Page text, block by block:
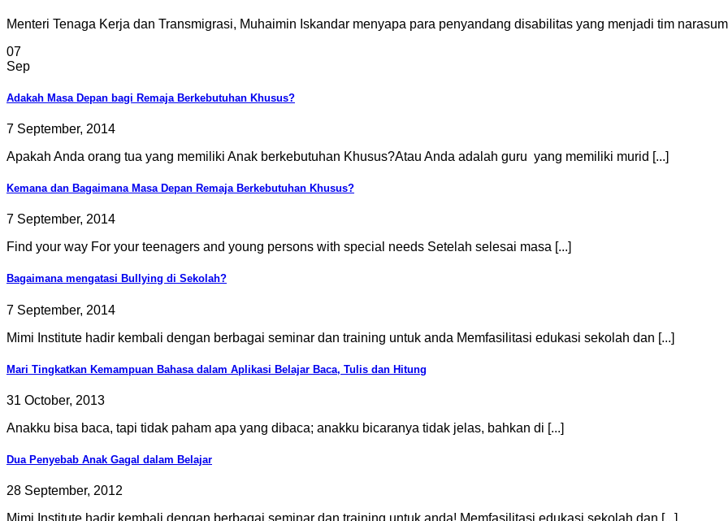
Menteri Tenaga Kerja dan Transmigrasi, Muhaimin Iskandar menyapa para penyandang disabilitas yang menjadi tim
07
Sep
Adakah Masa Depan bagi Remaja Berkebutuhan Khusus?
7 September, 2014
Apakah Anda orang tua yang memiliki Anak berkebutuhan Khusus?Atau Anda adalah guru yang memiliki murid [...]
Kemana dan Bagaimana Masa Depan Remaja Berkebutuhan Khusus?
7 September, 2014
Find your way For your teenagers and young persons with special needs Setelah selesai masa [...]
Bagaimana mengatasi Bullying di Sekolah?
7 September, 2014
Mimi Institute hadir kembali dengan berbagai seminar dan training untuk anda Memfasilitasi edukasi sekolah dan [...]
Mari Tingkatkan Kemampuan Bahasa dalam Aplikasi Belajar Baca, Tulis dan Hitung
31 October, 2013
Anakku bisa baca, tapi tidak paham apa yang dibaca; anakku bicaranya tidak jelas, bahkan di [...]
Dua Penyebab Anak Gagal dalam Belajar
28 September, 2012